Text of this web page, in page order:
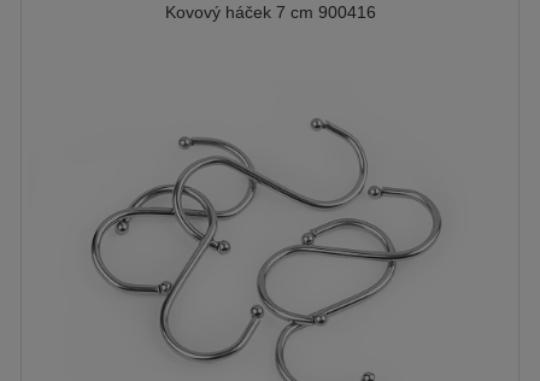
Kovový háček 7 cm 900416